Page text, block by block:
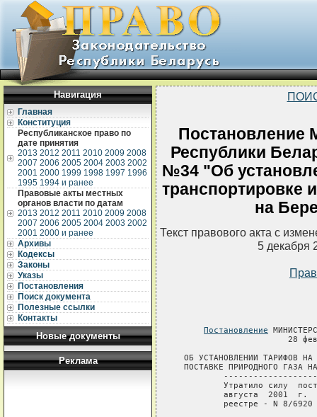
Навигация
Главная
Конституция
Республиканское право по
дате принятия
2013 2012 2011 2010 2009 2008
2007 2006 2005 2004 2003 2002
2001 2000 1999 1998 1997 1996
1995 1994 и ранее
Правовые акты местных
органов власти по датам
2013 2012 2011 2010 2009 2008
2007 2006 2005 2004 2003 2002
2001 2000 и ранее
Архивы
Кодексы
Законы
Указы
Постановления
Поиск документа
Полезные ссылки
Контакты
Новые документы
Реклама
Постановление
Республики
№34 "Об
транспортировке
на
Текст правового акта с
5 декабря
Постановление
28
ОБ УСТАНОВЛЕНИИ ТАРИФОВ
ПОСТАВКЕ ПРИРОДНОГО ГАЗА
Утратило силу
августа  2001  г.
реестре - N 8/